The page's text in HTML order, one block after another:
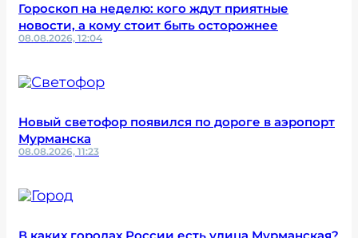
Гороскоп на неделю: кого ждут приятные
новости, а кому стоит быть осторожнее
08.08.2026, 12:04
Новый светофор появился по дороге в аэропорт
Мурманска
08.08.2026, 11:23